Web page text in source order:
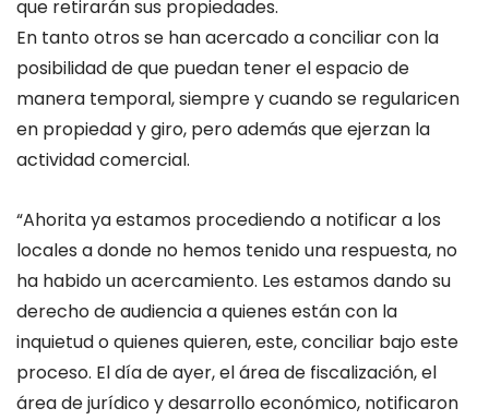
que retirarán sus propiedades.
En tanto otros se han acercado a conciliar con la
posibilidad de que puedan tener el espacio de
manera temporal, siempre y cuando se regularicen
en propiedad y giro, pero además que ejerzan la
actividad comercial.
“Ahorita ya estamos procediendo a notificar a los
locales a donde no hemos tenido una respuesta, no
ha habido un acercamiento. Les estamos dando su
derecho de audiencia a quienes están con la
inquietud o quienes quieren, este, conciliar bajo este
proceso. El día de ayer, el área de fiscalización, el
área de jurídico y desarrollo económico, notificaron